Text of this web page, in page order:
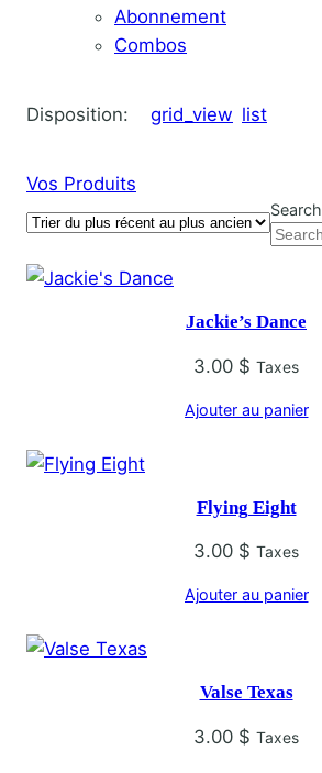
Abonnement
Combos
Disposition: grid_view list
Vos Produits
Search
Jackie’s Dance
3.00 $ Taxes
Ajouter au panier
Flying Eight
3.00 $ Taxes
Ajouter au panier
Valse Texas
3.00 $ Taxes